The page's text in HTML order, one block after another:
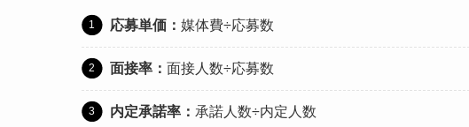
応募単価： 媒体費÷応募数
面接率： 面接人数÷応募数
内定承諾率： 承諾人数÷内定人数